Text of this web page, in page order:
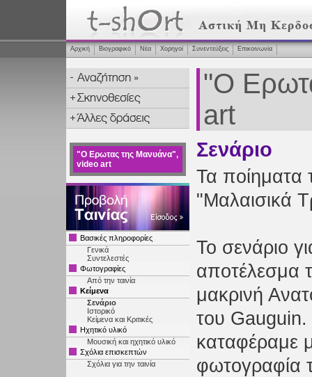
Αρχική Βιογραφικό Νέα Χορηγοί Συνεντεύξεις Επικοινωνία
"Ο Ερωτας της Μανυάνα",
video art
Βασικές πληροφορίες
Γενικά
Συντελεστές
Φωτογραφίες
Από την ταινία
Κείμενα
Σενάριο
Ιστορικό
Κείμενα και Κριτικές
Ηχητικό υλικό
Μουσική και ηχητικό υλικό
Σχόλια επισκεπτών
Σχόλια για την ταινία
"Ο
art
Σενάριο
Τα ποίηματα
"Μαλαισικά
Το σενάριο
αποτέλεσμα
μακρινή
του
καταφέραμε
φωτογραφία